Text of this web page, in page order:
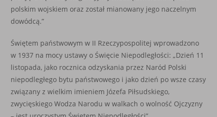
polskim wojskiem oraz został mianowany jego naczelnym
dowódcą.”
Świętem państwowym w II Rzeczypospolitej wprowadzono
w 1937 na mocy ustawy o Święcie Niepodległości: „Dzień 11
listopada, jako rocznica odzyskania przez Naród Polski
niepodległego bytu państwowego i jako dzień po wsze czasy
związany z wielkim imieniem Józefa Piłsudskiego,
zwycięskiego Wodza Narodu w walkach o wolność Ojczyzny